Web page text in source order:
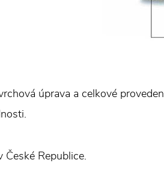
úprava a celkové
České Republice.